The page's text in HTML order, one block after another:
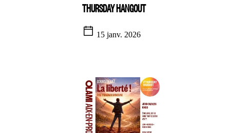
THURSDAY HANGOUT
15 janv. 2026